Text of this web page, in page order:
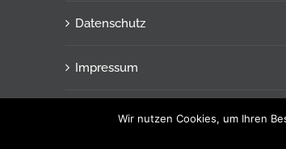
Datenschutz
Impressum
Wir nutzen Cookies, um Ihren